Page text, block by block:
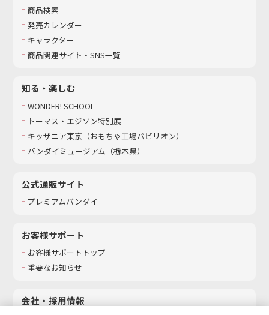
商品検索
発売カレンダー
キャラクター
商品関連サイト・SNS一覧
知る・楽しむ
WONDER! SCHOOL
トーマス・エジソン特別展
キッザニア東京（おもちゃ工場パビリオン）​
バンダイミュージアム（栃木県）
公式通販サイト
プレミアムバンダイ
お客様サポート
お客様サポートトップ
重要なお知らせ
会社・採用情報